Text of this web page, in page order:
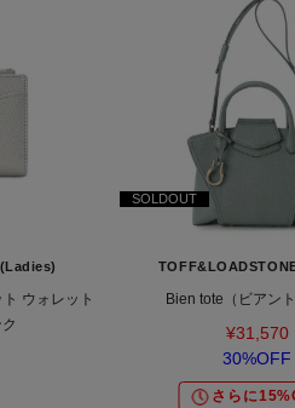
ウォレット
SOLDOUT
Bien tote（ビアン
¥31,570
30%OFF
さらに